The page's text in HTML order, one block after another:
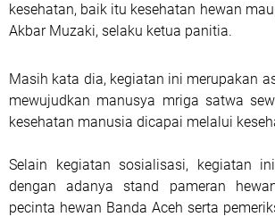
kesehatan, baik itu kesehatan hewan
Akbar Muzaki, selaku ketua panitia.
Masih kata dia, kegiatan ini merupakan
mewujudkan manusya mriga satwa
kesehatan manusia dicapai melalui
Selain kegiatan sosialisasi, kegiatan
dengan adanya stand pameran
pecinta hewan Banda Aceh serta